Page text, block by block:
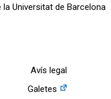
la Universitat de Barcelona
Avís legal
Galetes